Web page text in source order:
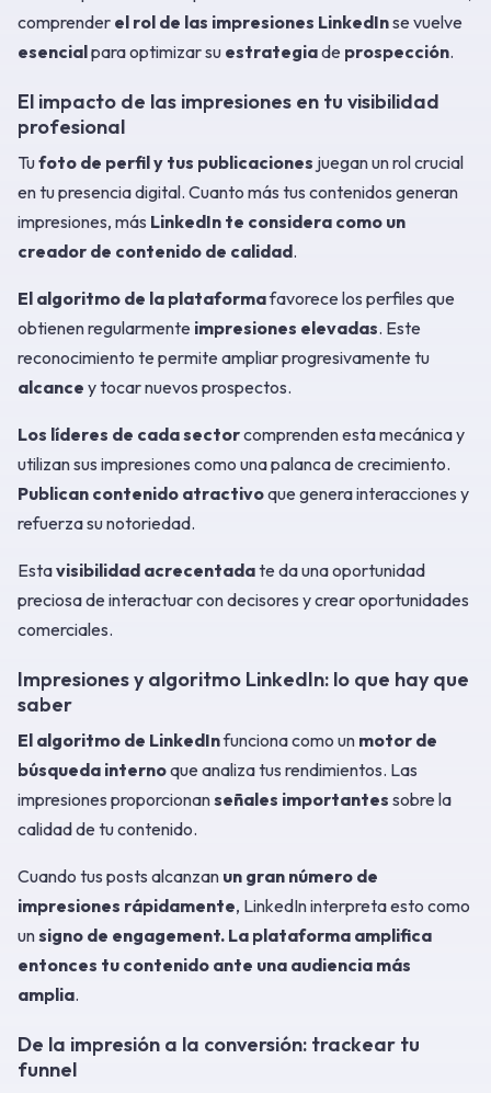
comprender el rol de las impresiones LinkedInse vuelve
esencialpara optimizar su estrategiade prospección.
El impacto de las impresiones en tu visibilidad
profesional
Tufoto de perfil y tus publicaciones juegan un rol crucial
en tu presencia digital. Cuanto más tus contenidos generan
impresiones, más LinkedIn te considera como un
creador de contenido de calidad.
El algoritmo de la plataformafavorece los perfiles que
obtienen regularmente impresiones elevadas. Este
reconocimiento te permite ampliar progresivamente tu
alcance y tocar nuevos prospectos.
Los líderes de cada sectorcomprenden esta mecánica y
utilizan sus impresiones como una palanca de crecimiento.
Publican contenido atractivoque genera interacciones y
refuerza su notoriedad.
Estavisibilidad acrecentadate da una oportunidad
preciosa de interactuar con decisores y crear oportunidades
comerciales.
Impresiones y algoritmo LinkedIn: lo que hay que
saber
El algoritmo de LinkedInfunciona como un motor de
búsqueda internoque analiza tus rendimientos. Las
impresiones proporcionanseñales importantes sobre la
calidad de tu contenido.
Cuando tus posts alcanzan un gran número de
impresiones rápidamente, LinkedIn interpreta esto como
unsigno de engagement. La plataforma amplifica
entonces tu contenido ante una audiencia más
amplia.
De la impresión a la conversión: trackear tu
funnel